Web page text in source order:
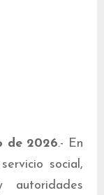
de 2026.- En
social,
autoridades